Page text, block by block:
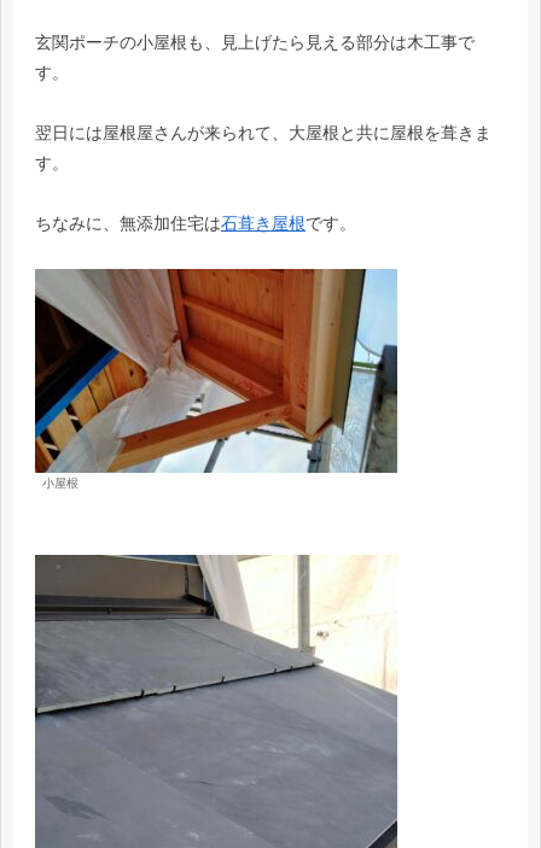
玄関ポーチの小屋根も、見上げたら見える部分は木工事で
す。
翌日には屋根屋さんが来られて、大屋根と共に屋根を葺きま
す。
ちなみに、無添加住宅は石葺き屋根です。
小屋根